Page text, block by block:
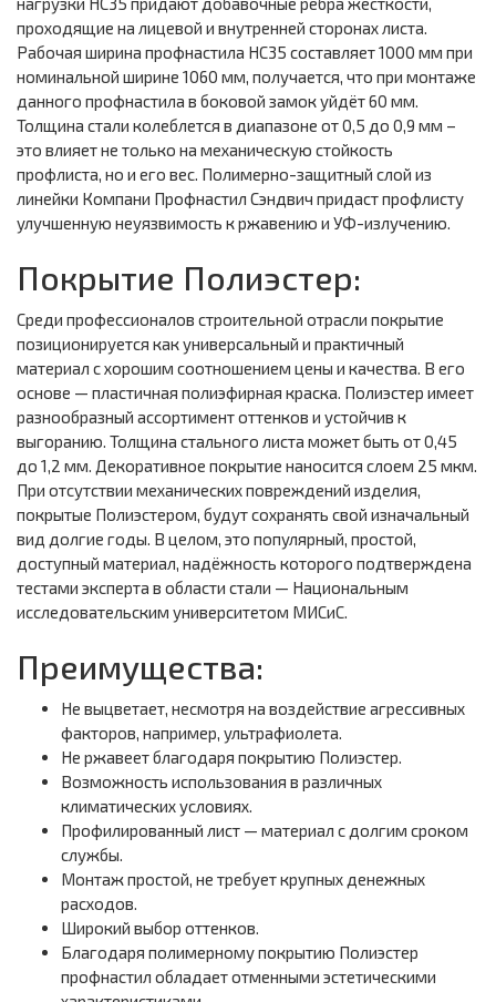
проходящие на лицевой и внутренней сторонах листа.
Рабочая ширина профнастила НС35 составляет 1000 мм при
номинальной ширине 1060 мм, получается, что при монтаже
данного профнастила в боковой замок уйдёт 60 мм.
Толщина стали колеблется в диапазоне от 0,5 до 0,9 мм –
это влияет не только на механическую стойкость
профлиста, но и его вес. Полимерно-защитный слой из
линейки Компани Профнастил Сэндвич придаст профлисту
улучшенную неуязвимость к ржавению и УФ-излучению.
Покрытие Полиэстер:
Среди профессионалов строительной отрасли покрытие
позиционируется как универсальный и практичный
материал с хорошим соотношением цены и качества. В его
основе — пластичная полиэфирная краска. Полиэстер имеет
разнообразный ассортимент оттенков и устойчив к
выгоранию. Толщина стального листа может быть от 0,45
до 1,2 мм. Декоративное покрытие наносится слоем 25 мкм.
При отсутствии механических повреждений изделия,
покрытые Полиэстером, будут сохранять свой изначальный
вид долгие годы. В целом, это популярный, простой,
доступный материал, надёжность которого подтверждена
тестами эксперта в области стали — Национальным
исследовательским университетом МИСиС.
Преимущества:
Не выцветает, несмотря на воздействие агрессивных
факторов, например, ультрафиолета.
Не ржавеет благодаря покрытию Полиэстер.
Возможность использования в различных
климатических условиях.
Профилированный лист — материал с долгим сроком
службы.
Монтаж простой, не требует крупных денежных
расходов.
Широкий выбор оттенков.
Благодаря полимерному покрытию Полиэстер
профнастил обладает отменными эстетическими